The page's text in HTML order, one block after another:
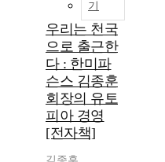
기
우리는 천국
으로 출근한
다 : 한미파
슨스 김종훈
회장의 유토
피아 경영
[전자책]